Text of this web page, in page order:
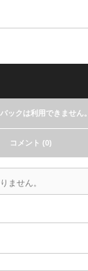
ックは利用できません。
コメント (0)
ません。